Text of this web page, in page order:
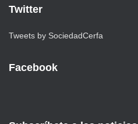
Twitter
Tweets by SociedadCerfa
Facebook